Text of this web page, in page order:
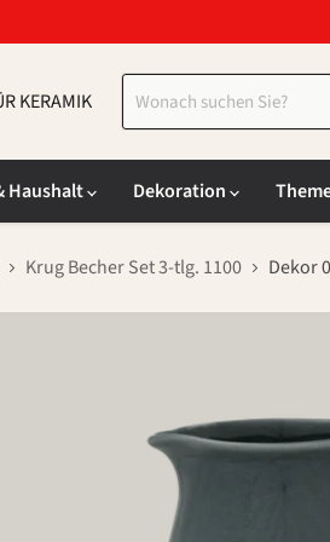
KERAMIK
Haushalt Dekoration
Krug Becher Set 3-tlg. 1100 Dekor